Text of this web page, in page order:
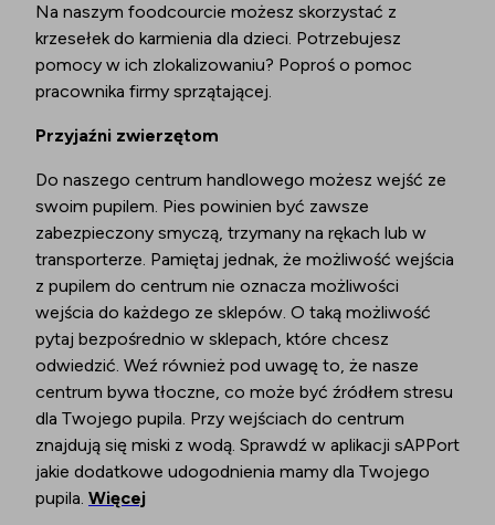
Na naszym foodcourcie możesz skorzystać z
krzesełek do karmienia dla dzieci. Potrzebujesz
pomocy w ich zlokalizowaniu? Poproś o pomoc
pracownika firmy sprzątającej.
Przyjaźni zwierzętom
Do naszego centrum handlowego możesz wejść ze
swoim pupilem. Pies powinien być zawsze
zabezpieczony smyczą, trzymany na rękach lub w
transporterze. Pamiętaj jednak, że możliwość wejścia
z pupilem do centrum nie oznacza możliwości
wejścia do każdego ze sklepów. O taką możliwość
pytaj bezpośrednio w sklepach, które chcesz
odwiedzić. Weź również pod uwagę to, że nasze
centrum bywa tłoczne, co może być źródłem stresu
dla Twojego pupila. Przy wejściach do centrum
znajdują się miski z wodą. Sprawdź w aplikacji sAPPort
jakie dodatkowe udogodnienia mamy dla Twojego
pupila. Więcej